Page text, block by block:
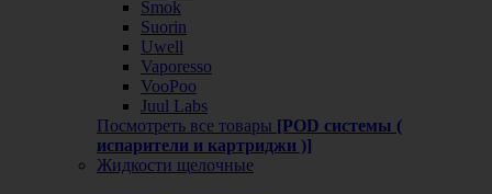
Smok
Suorin
Uwell
Vaporesso
VooPoo
Juul Labs
Посмотреть все товары [POD системы (
испарители и картриджи )]
Жидкости щелочные